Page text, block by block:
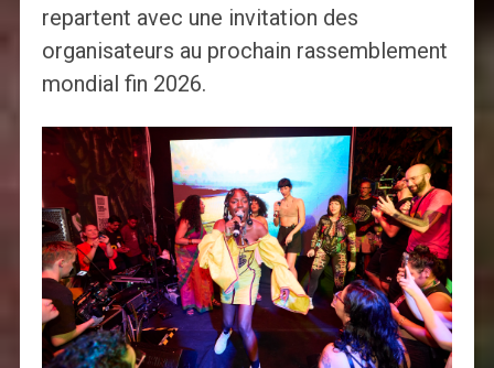
repartent avec une invitation des
organisateurs au prochain rassemblement
mondial fin 2026.